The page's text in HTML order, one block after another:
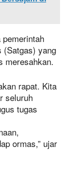
(Satgas) yang
meresahkan.
rapat. Kita
seluruh
tugas
ormas,” ujar